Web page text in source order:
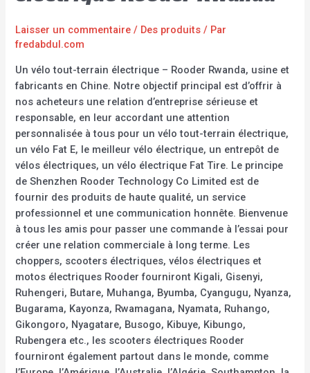
Laisser un commentaire / Des produits / Par
fredabdul.com
Un vélo tout-terrain électrique – Rooder Rwanda, usine et
fabricants en Chine. Notre objectif principal est d’offrir à
nos acheteurs une relation d’entreprise sérieuse et
responsable, en leur accordant une attention
personnalisée à tous pour un vélo tout-terrain électrique,
un vélo Fat E, le meilleur vélo électrique, un entrepôt de
vélos électriques, un vélo électrique Fat Tire. Le principe
de Shenzhen Rooder Technology Co Limited est de
fournir des produits de haute qualité, un service
professionnel et une communication honnête. Bienvenue
à tous les amis pour passer une commande à l’essai pour
créer une relation commerciale à long terme. Les
choppers, scooters électriques, vélos électriques et
motos électriques Rooder fourniront Kigali, Gisenyi,
Ruhengeri, Butare, Muhanga, Byumba, Cyangugu, Nyanza,
Bugarama, Kayonza, Rwamagana, Nyamata, Ruhango,
Gikongoro, Nyagatare, Busogo, Kibuye, Kibungo,
Rubengera etc., les scooters électriques Rooder
fourniront également partout dans le monde, comme